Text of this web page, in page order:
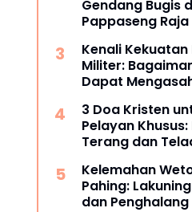
Gendang Bugis
Pappaseng
2 Talent Show
Kenali Kekuatan
Militer:
Dapat
3 Doa Kristen
Pelayan
Terang dan
Kelemahan
Pahing:
dan Penghalang